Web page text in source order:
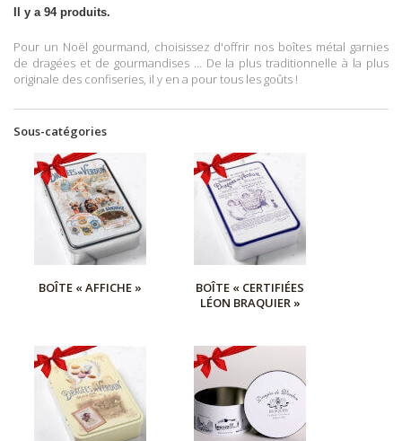
Il y a 94 produits.
Pour un Noël gourmand, choisissez d'offrir nos boîtes métal garnies
de dragées et de gourmandises … De la plus traditionnelle à la plus
originale des confiseries, il y en a pour tous les goûts !
Sous-catégories
BOÎTE « AFFICHE »
BOÎTE « CERTIFIÉES
LÉON BRAQUIER »